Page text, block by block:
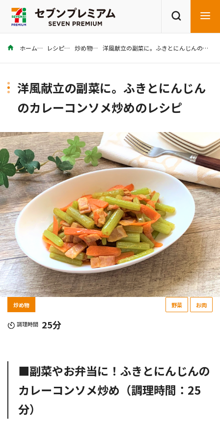
商品を探す レシピを探す
ホーム レシピ 炒め物 洋風献立の副菜に。ふきとにんじんのカレーコンソメ炒めのレシピ
洋風献立の副菜に。ふきとにんじん
のカレーコンソメ炒めのレシピ
炒め物 野菜 お肉
調理時間 25分
■副菜やお弁当に！ふきとにんじんの
カレーコンソメ炒め（調理時間：25
分）